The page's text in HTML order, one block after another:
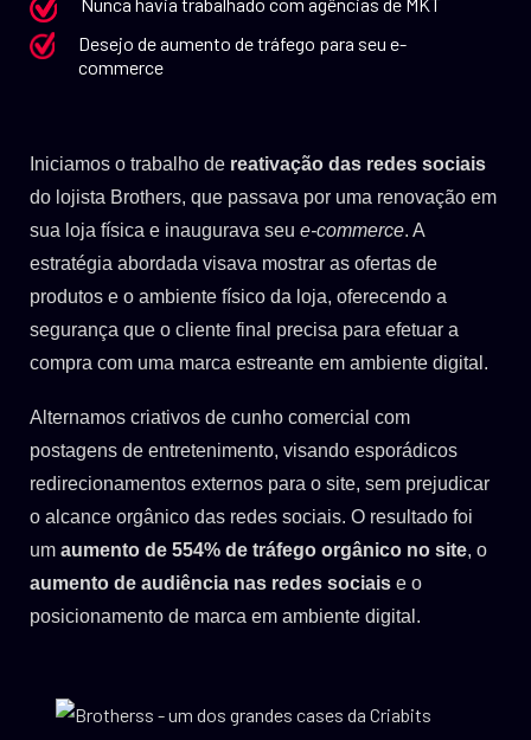
Desejo de aumento de tráfego para seu e-
commerce
Iniciamos o trabalho de reativação das redes sociais
do lojista Brothers, que passava por uma renovação em
sua loja física e inaugurava seu e-commerce. A
estratégia abordada visava mostrar as ofertas de
produtos e o ambiente físico da loja, oferecendo a
segurança que o cliente final precisa para efetuar a
compra com uma marca estreante em ambiente digital.
Alternamos criativos de cunho comercial com
postagens de entretenimento, visando esporádicos
redirecionamentos externos para o site, sem prejudicar
o alcance orgânico das redes sociais. O resultado foi
um aumento de 554% de tráfego orgânico no site, o
aumento de audiência nas redes sociais e o
posicionamento de marca em ambiente digital.